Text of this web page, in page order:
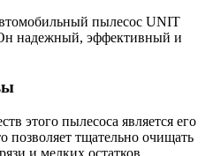
пылесос UNIT
надежный, эффективный и
этого пылесоса является его
позволяет тщательно очищать
и мелких остатков.